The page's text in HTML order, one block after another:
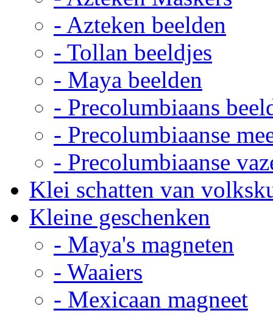
- Azteken beelden
- Tollan beeldjes
- Maya beelden
- Precolumbiaans
- Precolumbiaanse
- Precolumbiaanse
Klei schatten van
Kleine geschenken
- Maya's magneten
- Waaiers
- Mexicaan magneet